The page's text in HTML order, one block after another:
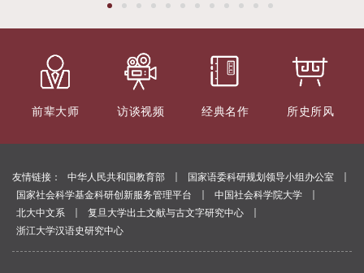
前辈大师 访谈视频 经典名作 所史所风
友情链接： 中华人民共和国教育部 ｜ 国家语委科研规划领导小组办公室
｜
国家社会科学基金科研创新服务管理平台
｜ 中国社会科学院大学
｜
北大中文系
｜ 复旦大学出土文献与古文字研究中心
｜
浙江大学汉语史研究中心